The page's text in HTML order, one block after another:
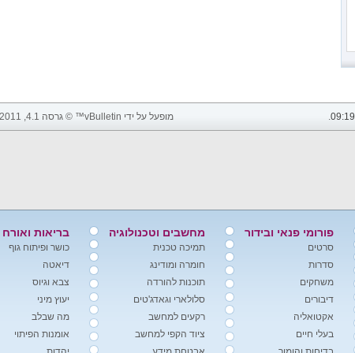
09:19
. מופעל על ידי vBulletin™ © גרסה 4.1, 2011 vBulletin Solutions, Inc. כל הזכויות שמורות.
פורומי פנאי ובידור
סרטים
סדרות
משחקים
דיבורים
אקטואליה
בעלי חיים
מחשבים וטכנולוגיה
תמיכה טכנית
חומרה ומודינג
תוכנות להורדה
סלולארי וגאדג'טים
רקעים למחשב
ציוד הקפי למחשב
בריאות ואורח
כושר ופיתוח גוף
דיאטה
צבא וגיוס
יעוץ מיני
מה שבלב
אומנות הפיתוי